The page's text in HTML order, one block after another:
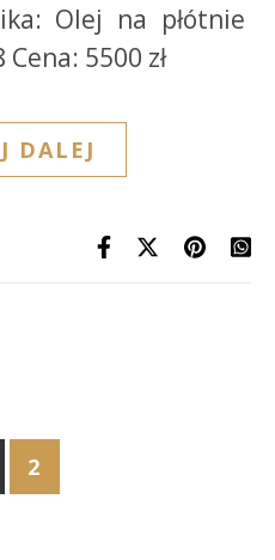
Olej na płótnie
5500 zł
DALEJ
2